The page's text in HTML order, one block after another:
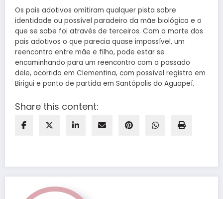
Os pais adotivos omitiram qualquer pista sobre
identidade ou possível paradeiro da mãe biológica e o
que se sabe foi através de terceiros. Com a morte dos
pais adotivos o que parecia quase impossível, um
reencontro entre mãe e filho, pode estar se
encaminhando para um reencontro com o passado
dele, ocorrido em Clementina, com possível registro em
Birigui e ponto de partida em Santópolis do Aguapeí.
Share this content: